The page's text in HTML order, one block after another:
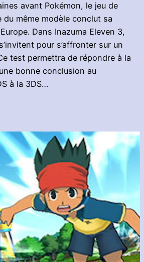
avant Pokémon, le jeu de
du même modèle conclut sa
Dans Inazuma Eleven 3,
pour s’affronter sur un
test permettra de répondre à la
bonne conclusion au
à la 3DS…